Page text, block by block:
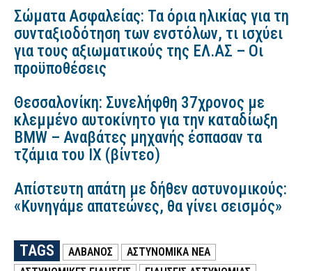
Σώματα Ασφαλείας: Τα όρια ηλικίας για τη
συνταξιοδότηση των ενστόλων, τι ισχύει
για τους αξιωματικούς της ΕΛ.ΑΣ – Οι
προϋποθέσεις
Θεσσαλονίκη: Συνελήφθη 37χρονος με
κλεμμένο αυτοκίνητο για την καταδίωξη
BMW – Αναβάτες μηχανής έσπασαν τα
τζάμια του ΙΧ (βίντεο)
Απίστευτη απάτη με δήθεν αστυνομικούς:
«Κυνηγάμε απατεώνες, θα γίνει σεισμός»
TAGS ΑΛΒΑΝΟΣ
ΑΣΤΥΝΟΜΙΚΑ ΝΕΑ